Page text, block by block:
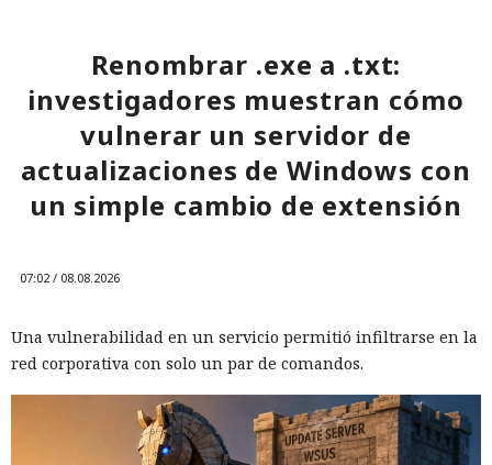
Renombrar .exe a .txt:
investigadores muestran cómo
vulnerar un servidor de
actualizaciones de Windows con
un simple cambio de extensión
07:02 / 08.08.2026
Una vulnerabilidad en un servicio permitió infiltrarse en la
red corporativa con solo un par de comandos.